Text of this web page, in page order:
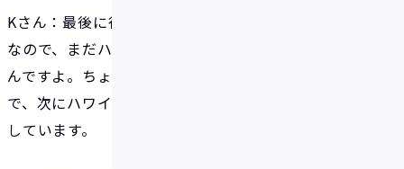
Kさん：最後に行ったのはコロナ禍前の2019年です。
なので、まだハワイでIDAREを実際に使えてはいない
んですよ。ちょうど今年は娘が大学受験で行けないの
で、次にハワイに行くのは来年か再来年あたりを予定
しています。